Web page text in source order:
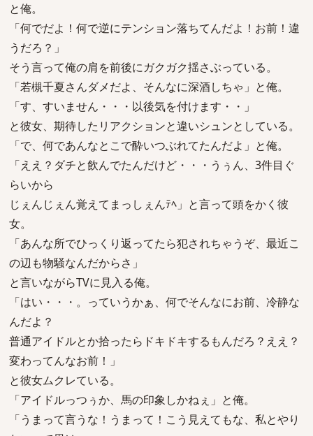
と俺。
「何でだよ！何で逆にテンション落ちてんだよ！お前！違
うだろ？」
そう言って俺の肩を前後にガクガク揺さぶっている。
「若槻千夏さんダメだよ、そんなに深酒しちゃ」と俺。
「す、すいません・・・以後気を付けます・・」
と彼女、期待したリアクションと違いシュンとしている。
「で、何であんなとこで酔いつぶれてたんだよ」と俺。
「ええ？ダチと飲んでたんだけど・・・うぅん、3件目ぐ
らいから
じぇんじぇん覚えてまっしぇんﾃﾍ」と言って頭をかく彼
女。
「あんな所でひっくり返ってたら犯されちゃうぞ、最近こ
の辺も物騒なんだからさ」
と言いながらTVに見入る俺。
「はい・・・。っていうかぁ、何でそんなにお前、冷静な
んだよ？
普通アイドルとか拾ったらドキドキするもんだろ？ええ？
変わってんなお前！」
と彼女ムクレている。
「アイドルっつぅか、馬の印象しかねぇ」と俺。
「うまって言うな！うまって！こう見えてもな、私とやり